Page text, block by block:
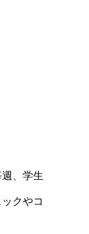
、学生
クやコ